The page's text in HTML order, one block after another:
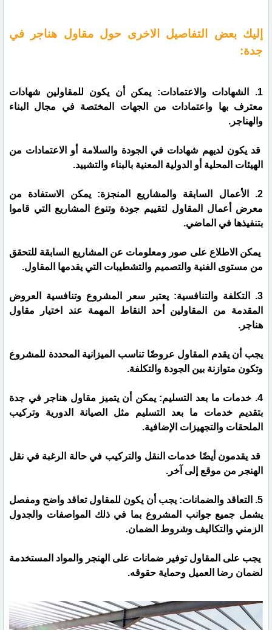
إليك بعض التفاصيل الاخرى حول مقاول هناجر في
جدة:
1. الشهادات والاعتمادات: يمكن أن يكون للمقاولين شهادات
معترف بها واعتمادات من الجهات المختصة في مجال البناء
والهناجر.
قد يكون لديهم شهادات في الجودة والسلامة أو الاعتمادات من
الهيئات المحلية أو الدولية المعنية بالبناء والتشييد.
2. الأعمال السابقة والمشاريع المنجزة: يمكن الاستفادة من
معرض أعمال المقاول لتقييم جودة وتنوع المشاريع التي قاموا
بتنفيذها في الماضي.
يمكن الاطلاع على صور ومعلومات عن المشاريع السابقة للتحقق
من مستوى الفنية والتصميم والتشطيبات التي يقدمها المقاول.
3. التكلفة والتنافسية: يعتبر سعر المشروع وتنافسية العروض
المقدمة من المقاولين أحد النقاط المهمة عند اختيار مقاول
هناجر.
يجب أن يقدم المقاول عروضًا تناسب الميزانية المحددة للمشروع
وتكون متوازنة بين الجودة والتكلفة.
4. خدمات ما بعد التسليم: يمكن أن يتميز مقاول هناجر في جدة
بتقديم خدمات ما بعد التسليم مثل الصيانة الدورية وتركيب
الملحقات والتجهيزات الإضافية.
قد يقدمون أيضًا خدمات النقل والتركيب في حالة الرغبة في نقل
الهنجر من موقع إلى آخر.
5. التعاقد والضمانات: يجب أن يكون للمقاول تعاقد واضح ومفصل
يشمل جميع جوانب المشروع بما في ذلك المواصفات والجدول
الزمني والتكاليف وشروط الضمان.
يجب على المقاول توفير ضمانات على الهنجر والمواد المستخدمة
لضمان رضا العميل وحماية حقوقه.